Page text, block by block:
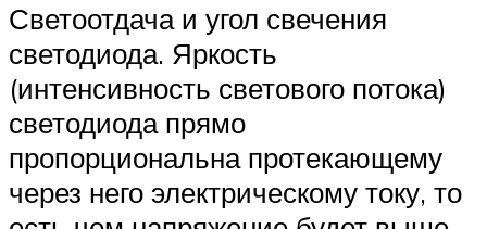
Светоотдача и угол свечения
светодиода. Яркость
(интенсивность светового потока)
светодиода прямо
пропорциональна протекающему
через него электрическому току, то